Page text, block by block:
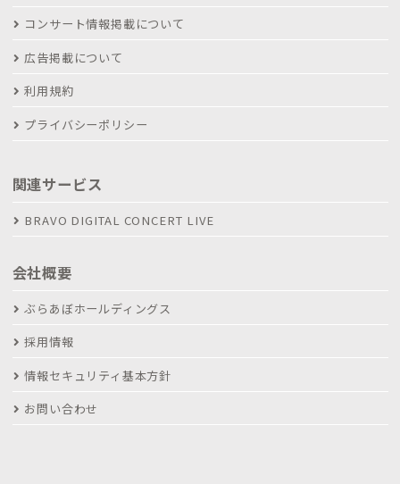
コンサート情報掲載について
広告掲載について
利用規約
プライバシーポリシー
関連サービス
BRAVO DIGITAL CONCERT LIVE
会社概要
ぶらあぼホールディングス
採用情報
情報セキュリティ基本方針
お問い合わせ